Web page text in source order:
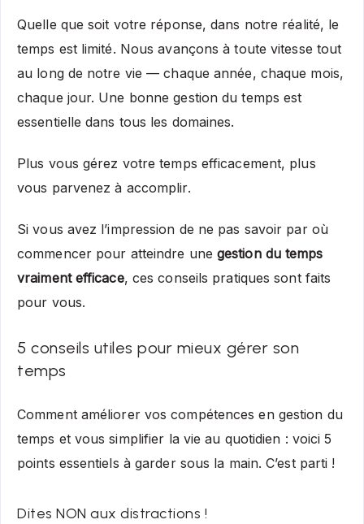
Quelle que soit votre réponse, dans notre réalité, le
temps est limité. Nous avançons à toute vitesse tout
au long de notre vie — chaque année, chaque mois,
chaque jour. Une bonne gestion du temps est
essentielle dans tous les domaines.
Plus vous gérez votre temps efficacement, plus
vous parvenez à accomplir.
Si vous avez l’impression de ne pas savoir par où
commencer pour atteindre une gestion du temps
vraiment efficace, ces conseils pratiques sont faits
pour vous.
5 conseils utiles pour mieux gérer son
temps
Comment améliorer vos compétences en gestion du
temps et vous simplifier la vie au quotidien : voici 5
points essentiels à garder sous la main. C’est parti !
Dites NON aux distractions !